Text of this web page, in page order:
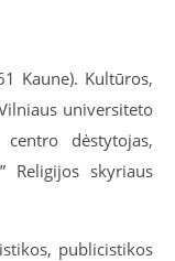
Kaune). Kultūros,
universiteto
dėstytojas,
Religijos skyriaus
publicistikos